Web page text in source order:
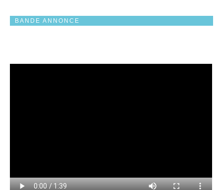
BANDE ANNONCE